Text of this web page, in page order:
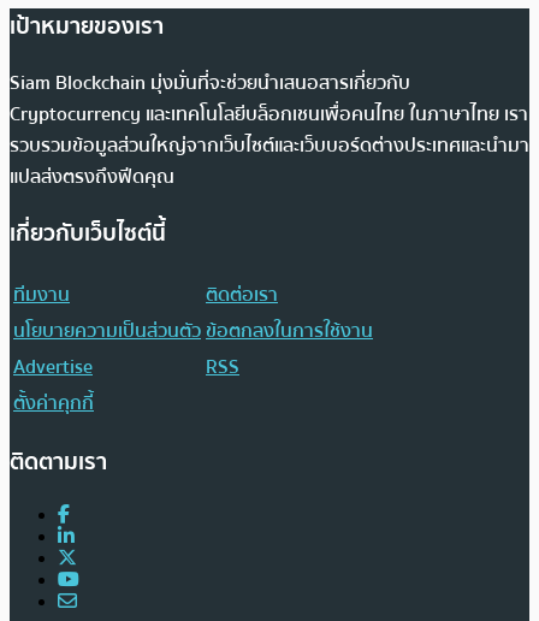
เป้าหมายของเรา
Siam Blockchain มุ่งมั่นที่จะช่วยนำเสนอสารเกี่ยวกับ
Cryptocurrency และเทคโนโลยีบล็อกเชนเพื่อคนไทย ในภาษาไทย เรา
รวบรวมข้อมูลส่วนใหญ่จากเว็บไซต์และเว็บบอร์ดต่างประเทศและนำมา
แปลส่งตรงถึงฟีดคุณ
เกี่ยวกับเว็บไซต์นี้
ทีมงาน
ติดต่อเรา
นโยบายความเป็นส่วนตัวข้อตกลงในการใช้งาน
Advertise
RSS
ตั้งค่าคุกกี้
ติดตามเรา